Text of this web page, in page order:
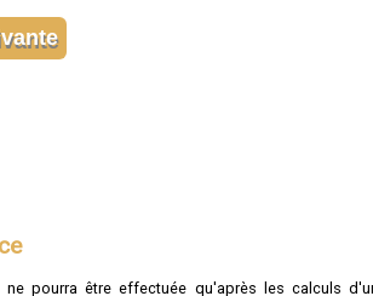
pourra être effectuée qu'après les calculs